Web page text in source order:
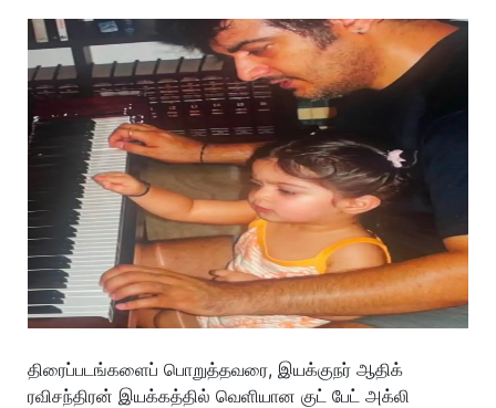
திரைப்படங்களைப் பொறுத்தவரை, இயக்குநர் ஆதிக்
ரவிசந்திரன் இயக்கத்தில் வெளியான குட் பேட் அக்லி